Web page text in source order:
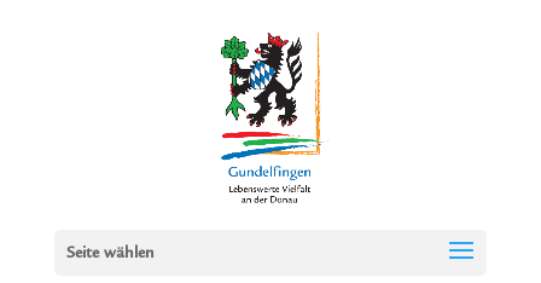
Seite wählen